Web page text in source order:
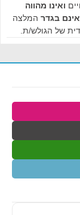
ואינו מהווה
אינם בגדר המלצה
של הגולש/ת.